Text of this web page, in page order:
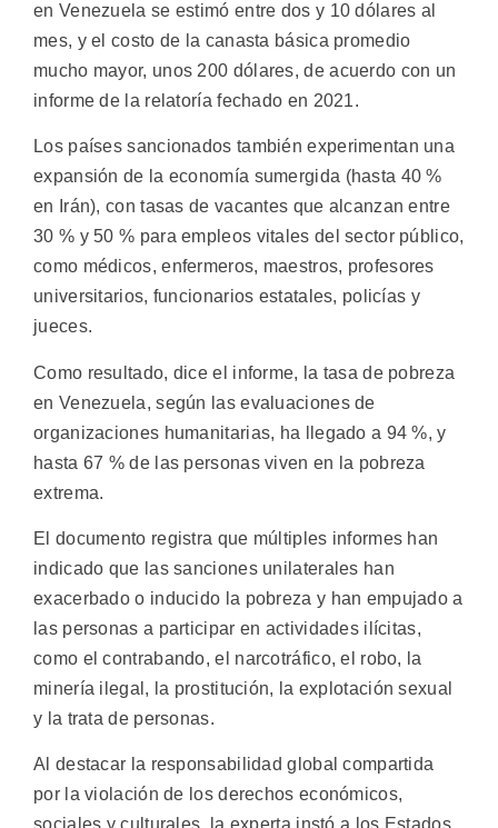
en Venezuela se estimó entre dos y 10 dólares al
mes, y el costo de la canasta básica promedio
mucho mayor, unos 200 dólares, de acuerdo con un
informe de la relatoría fechado en 2021.
Los países sancionados también experimentan una
expansión de la economía sumergida (hasta 40 %
en Irán), con tasas de vacantes que alcanzan entre
30 % y 50 % para empleos vitales del sector público,
como médicos, enfermeros, maestros, profesores
universitarios, funcionarios estatales, policías y
jueces.
Como resultado, dice el informe, la tasa de pobreza
en Venezuela, según las evaluaciones de
organizaciones humanitarias, ha llegado a 94 %, y
hasta 67 % de las personas viven en la pobreza
extrema.
El documento registra que múltiples informes han
indicado que las sanciones unilaterales han
exacerbado o inducido la pobreza y han empujado a
las personas a participar en actividades ilícitas,
como el contrabando, el narcotráfico, el robo, la
minería ilegal, la prostitución, la explotación sexual
y la trata de personas.
Al destacar la responsabilidad global compartida
por la violación de los derechos económicos,